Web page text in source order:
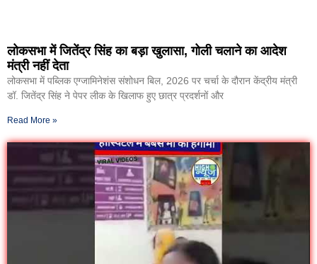
लोकसभा में जितेंद्र सिंह का बड़ा खुलासा, गोली चलाने का आदेश
मंत्री नहीं देता
लोकसभा में पब्लिक एग्जामिनेशंस संशोधन बिल, 2026 पर चर्चा के दौरान केंद्रीय मंत्री
डॉ. जितेंद्र सिंह ने पेपर लीक के खिलाफ हुए छात्र प्रदर्शनों और
Read More »